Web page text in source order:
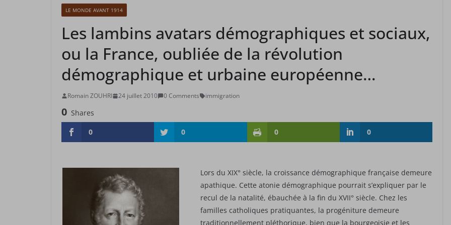
LE MONDE AVANT 1914
Les lambins avatars démographiques et sociaux,
ou la France, oubliée de la révolution
démographique et urbaine européenne…
Romain ZOUHRI 24 juillet 2010 0 Comments immigration
0 Shares
0
0 0 0
Lors du XIX° siècle, la croissance démographique française demeure
apathique. Cette atonie démographique pourrait s’expliquer par le
recul de la natalité, ébauchée à la fin du XVII° siècle. Chez les
familles catholiques pratiquantes, la progéniture demeure
traditionnellement pléthorique, bien que la bourgeoisie et les